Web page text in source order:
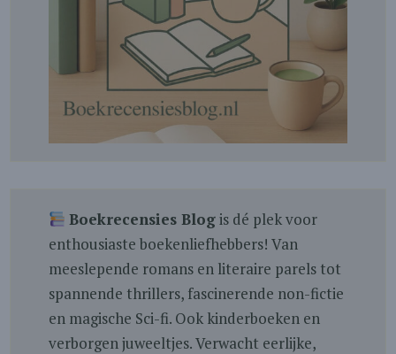
Boekrecensies Blogis dé plek voor
enthousiaste boekenliefhebbers! Van
meeslepende romans en literaire parels tot
spannende thrillers, fascinerende non-fictie
en magische Sci-fi. Ook kinderboeken en
verborgen juweeltjes. Verwacht eerlijke,